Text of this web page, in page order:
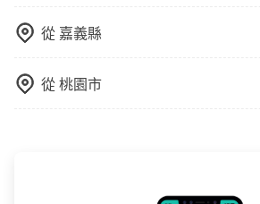
從 嘉義縣
從桃園市